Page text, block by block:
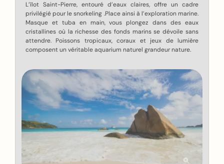
L’îlot Saint-Pierre, entouré d’eaux claires, offre un cadre
privilégié pour le snorkeling .Place ainsi à l’exploration marine.
Masque et tuba en main, vous plongez dans des eaux
cristallines où la richesse des fonds marins se dévoile sans
attendre. Poissons tropicaux, coraux et jeux de lumière
composent un véritable aquarium naturel grandeur nature.